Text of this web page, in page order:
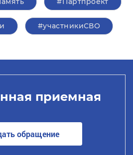
#участникиСВО
приемная
обращение